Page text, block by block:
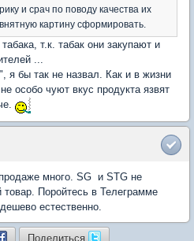
и срач по поводу качества их
картину сформировать.
т.к. табак они закупают и
...
я бы так не назвал. Как и в жизни
особо чуют вкус продукта язвят
много. SG и STG не
Поройтесь в Телеграмме
естественно.
Поделиться